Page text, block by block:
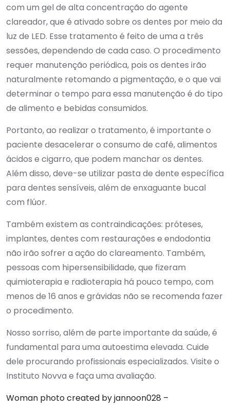
com um gel de alta concentração do agente
clareador, que é ativado sobre os dentes por meio da
luz de LED. Esse tratamento é feito de uma a três
sessões, dependendo de cada caso. O procedimento
requer manutenção periódica, pois os dentes irão
naturalmente retomando a pigmentação, e o que vai
determinar o tempo para essa manutenção é do tipo
de alimento e bebidas consumidos.
Portanto, ao realizar o tratamento, é importante o
paciente desacelerar o consumo de café, alimentos
ácidos e cigarro, que podem manchar os dentes.
Além disso, deve-se utilizar pasta de dente específica
para dentes sensíveis, além de enxaguante bucal
com flúor.
Também existem as contraindicações: próteses,
implantes, dentes com restaurações e endodontia
não irão sofrer a ação do clareamento. Também,
pessoas com hipersensibilidade, que fizeram
quimioterapia e radioterapia há pouco tempo, com
menos de 16 anos e grávidas não se recomenda fazer
o procedimento.
Nosso sorriso, além de parte importante da saúde, é
fundamental para uma autoestima elevada. Cuide
dele procurando profissionais especializados. Visite o
Instituto Novva e faça uma avaliação.
Woman photo created by jannoon028 –